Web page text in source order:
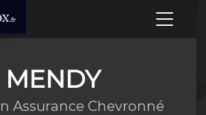
MENDY
Assurance Chevronné